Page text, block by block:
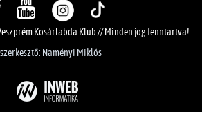
Kosárlabda Klub // Minden jog fenntartva!
Naményi Miklós